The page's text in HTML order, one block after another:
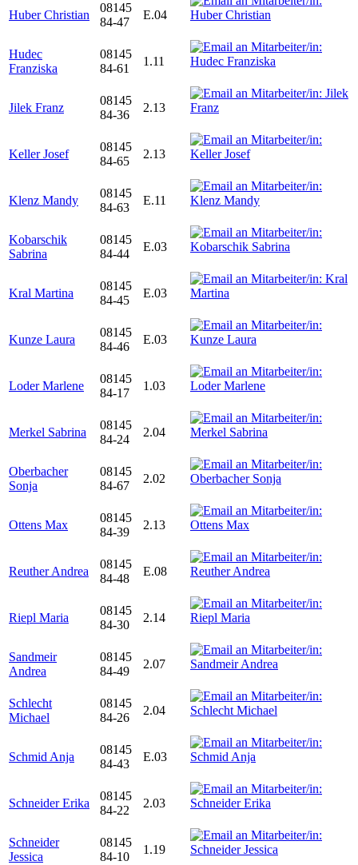
Huber Christian
08145
84-47
E.04
Hudec
Franziska
08145
84-61
1.11
Jilek Franz
08145
84-36
2.13
Keller Josef
08145
84-65
2.13
Klenz Mandy
08145
84-63
E.11
Kobarschik
Sabrina
08145
84-44
E.03
Kral Martina
08145
84-45
E.03
Kunze Laura
08145
84-46
E.03
Loder Marlene
08145
84-17
1.03
Merkel Sabrina
08145
84-24
2.04
Oberbacher
Sonja
08145
84-67
2.02
Ottens Max
08145
84-39
2.13
Reuther Andrea
08145
84-48
E.08
Riepl Maria
08145
84-30
2.14
Sandmeir
Andrea
08145
84-49
2.07
Schlecht
Michael
08145
84-26
2.04
Schmid Anja
08145
84-43
E.03
Schneider Erika
08145
84-22
2.03
Schneider
Jessica
08145
84-10
1.19